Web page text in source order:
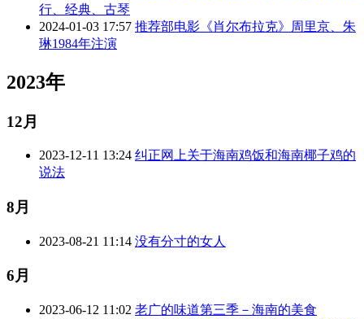
行、经典、古琴
2024-01-03 17:57 推荐部电影《肖尔布拉克》周里京、朱
琳1984年注演
2023年
12月
2023-12-11 13:24 纠正网上关于海南鸡饭和海南椰子鸡的
说法
8月
2023-08-21 11:14 没有分寸的女人
6月
2023-06-12 11:02 老广的味道第三季－海南的美食